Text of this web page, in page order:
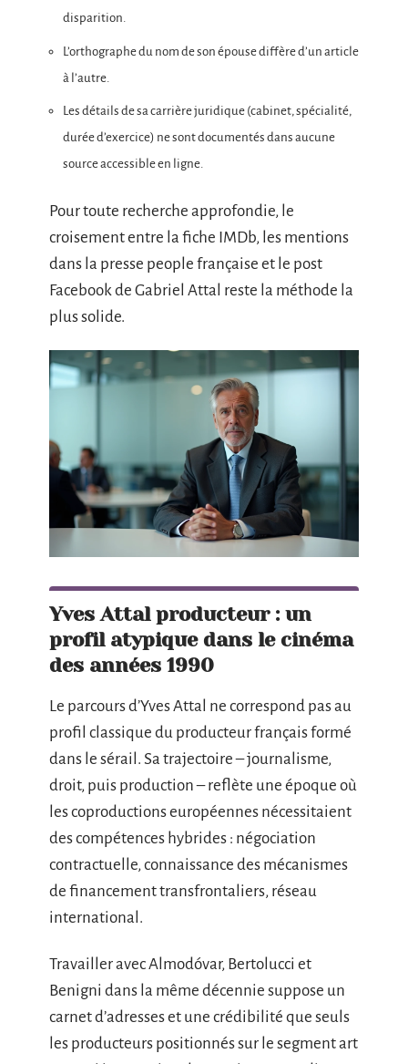
disparition.
L’orthographe du nom de son épouse diffère d’un article
à l’autre.
Les détails de sa carrière juridique (cabinet, spécialité,
durée d’exercice) ne sont documentés dans aucune
source accessible en ligne.
Pour toute recherche approfondie, le
croisement entre la fiche IMDb, les mentions
dans la presse people française et le post
Facebook de Gabriel Attal reste la méthode la
plus solide.
Yves Attal producteur : un
profil atypique dans le cinéma
des années 1990
Le parcours d’Yves Attal ne correspond pas au
profil classique du producteur français formé
dans le sérail. Sa trajectoire – journalisme,
droit, puis production – reflète une époque où
les coproductions européennes nécessitaient
des compétences hybrides : négociation
contractuelle, connaissance des mécanismes
de financement transfrontaliers, réseau
international.
Travailler avec Almodóvar, Bertolucci et
Benigni dans la même décennie suppose un
carnet d’adresses et une crédibilité que seuls
les producteurs positionnés sur le segment art